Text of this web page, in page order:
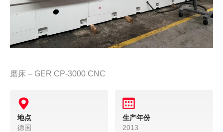
磨床 – GER CP-3000 CNC
地点
德国
生产年份
2013